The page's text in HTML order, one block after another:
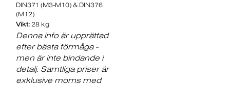
DIN371 (M3-M10) & DIN376
(M12)
Vikt: 28 kg
Denna info är upprättad
efter bästa förmåga -
men är inte bindande i
detalj. Samtliga priser är
exklusive moms med